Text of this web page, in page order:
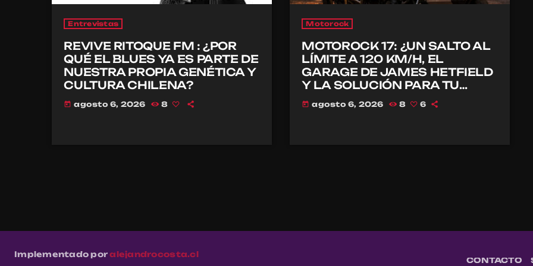
Entrevistas
REVIVE RITOQUE FM : ¿POR
QUÉ EL BLUES YA ES PARTE DE
NUESTRA PROPIA GENÉTICA Y
CULTURA CHILENA?
today agosto 6, 2026 8
Motorock
MOTOROCK 17: ¿UN SALTO AL
LÍMITE A 120 KM/H, EL
GARAGE DE JAMES HETFIELD
Y LA SOLUCIÓN PARA TU
CASCO?
today agosto 6, 2026 8 6
Implementado poralejandrocosta.cl
CONTACTO